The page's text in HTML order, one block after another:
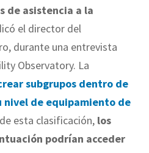
de asistencia a la
el director del
durante una entrevista
Observatory. La
subgrupos dentro de
nivel de equipamiento de
esta clasificación, los
podrían acceder